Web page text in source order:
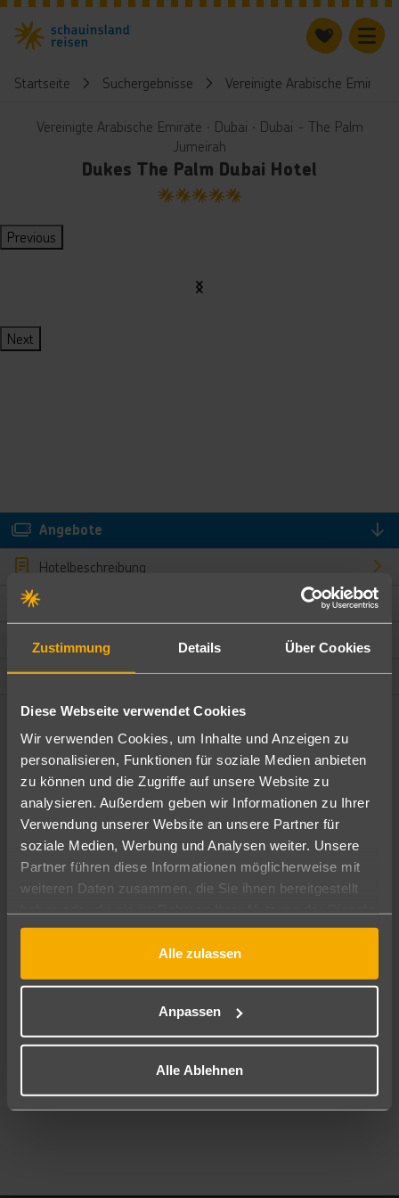
Zustimmung Details Über Cookies
Diese Webseite verwendet Cookies
Wir verwenden Cookies, um Inhalte und Anzeigen zu
personalisieren, Funktionen für soziale Medien anbieten
zu können und die Zugriffe auf unsere Website zu
analysieren. Außerdem geben wir Informationen zu Ihrer
Verwendung unserer Website an unsere Partner für
soziale Medien, Werbung und Analysen weiter. Unsere
Partner führen diese Informationen möglicherweise mit
weiteren Daten zusammen, die Sie ihnen bereitgestellt
gesammelt haben.
Alle zulassen
Anpassen
Alle Ablehnen
Startseite Suchergebnisse Vereinigte Arabische Emirate
Vereinigte Arabische Emirate ∙ Dubai ∙ Dubai - The Palm
Jumeirah
Dukes The Palm Dubai Hotel
5
Previous
Next
Angebote
Hotelbeschreibung
Hotelmerkmale
Bewertungen
Lage und Umgebung
Angebote filtern
Ändere die Kriterien nach deinen Wünschen
Pauschal Nur Hotel
Abflughafen
Reisezeitraum
09.08.26–07.08.27 7-21 Nächte
2 Erwachsene Keine Kinder